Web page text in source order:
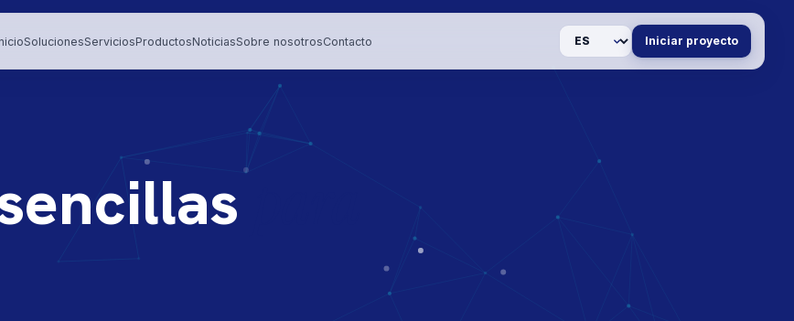
SolucionesServiciosProductosNoticiasSobre nosotrosContacto Idioma Iniciar proyecto